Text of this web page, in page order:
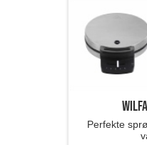
Perfekte